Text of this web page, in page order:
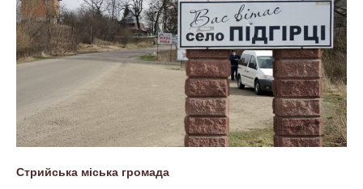
Стрийська міська громада